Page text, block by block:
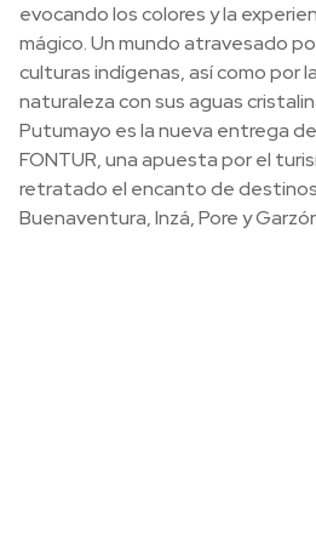
evocando los colores y la
mágico. Un mundo atravesado
culturas indígenas, así como por
naturaleza con sus aguas
Putumayo es la nueva entrega
FONTUR, una apuesta por el
retratado el encanto de
Buenaventura, Inzá, Pore y